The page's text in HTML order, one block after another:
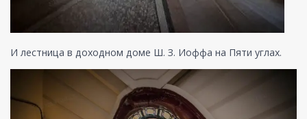
И лестница в доходном доме Ш. З. Иоффа на Пяти углах.